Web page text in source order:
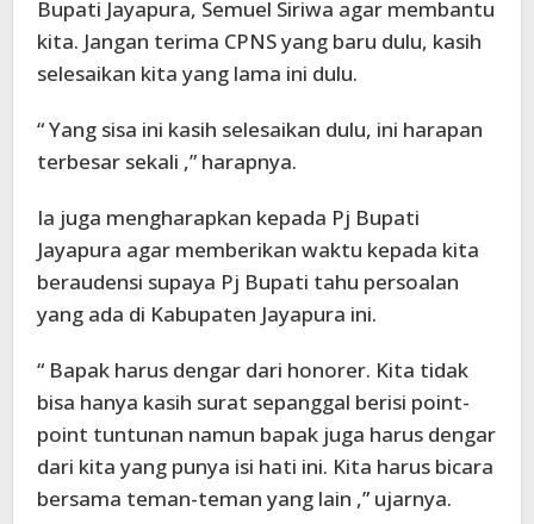
Bupati Jayapura, Semuel Siriwa agar membantu
kita. Jangan terima CPNS yang baru dulu, kasih
selesaikan kita yang lama ini dulu.
“ Yang sisa ini kasih selesaikan dulu, ini harapan
terbesar sekali ,” harapnya.
Ia juga mengharapkan kepada Pj Bupati
Jayapura agar memberikan waktu kepada kita
beraudensi supaya Pj Bupati tahu persoalan
yang ada di Kabupaten Jayapura ini.
“ Bapak harus dengar dari honorer. Kita tidak
bisa hanya kasih surat sepanggal berisi point-
point tuntunan namun bapak juga harus dengar
dari kita yang punya isi hati ini. Kita harus bicara
bersama teman-teman yang lain ,” ujarnya.